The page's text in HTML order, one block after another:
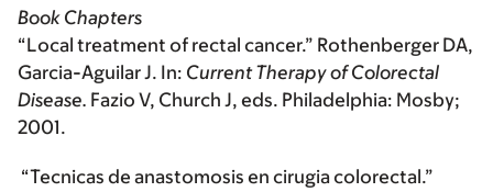
Book Chapters
“Local treatment of rectal cancer.” Rothenberger DA,
Garcia-Aguilar J. In: Current Therapy of Colorectal
Disease. Fazio V, Church J, eds. Philadelphia: Mosby;
2001.
“Tecnicas de anastomosis en cirugia colorectal.”